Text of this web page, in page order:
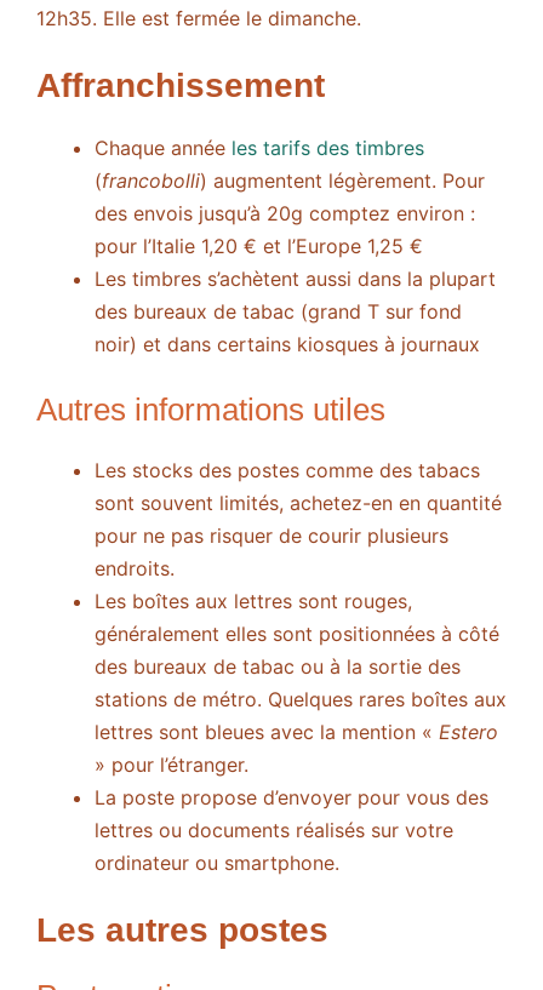
12h35. Elle est fermée le dimanche.
Affranchissement
Chaque année les tarifs des timbres
(francobolli) augmentent légèrement. Pour
des envois jusqu’à 20g comptez environ :
pour l’Italie 1,20 € et l’Europe 1,25 €
Les timbres s’achètent aussi dans la plupart
des bureaux de tabac (grand T sur fond
noir) et dans certains kiosques à journaux
Autres informations utiles
Les stocks des postes comme des tabacs
sont souvent limités, achetez-en en quantité
pour ne pas risquer de courir plusieurs
endroits.
Les boîtes aux lettres sont rouges,
généralement elles sont positionnées à côté
des bureaux de tabac ou à la sortie des
stations de métro. Quelques rares boîtes aux
lettres sont bleues avec la mention « Estero
» pour l’étranger.
La poste propose d’envoyer pour vous des
lettres ou documents réalisés sur votre
ordinateur ou smartphone.
Les autres postes